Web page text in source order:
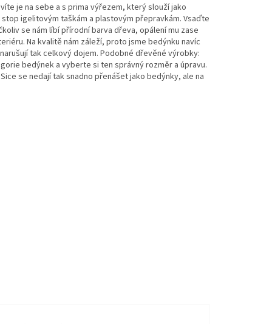
je na sebe a s prima výřezem, který slouží jako
igelitovým taškám a plastovým přepravkám. Vsaďte
se nám líbí přírodní barva dřeva, opálení mu zase
Na kvalitě nám záleží, proto jsme bedýnku navíc
tak celkový dojem. Podobné dřevěné výrobky:
bedýnek a vyberte si ten správný rozměr a úpravu.
se nedají tak snadno přenášet jako bedýnky, ale na